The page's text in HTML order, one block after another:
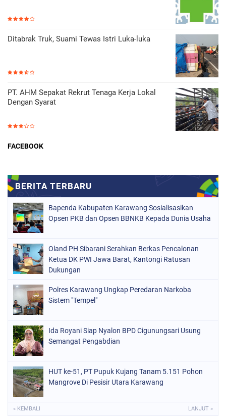
Ditabrak Truk, Suami Tewas Istri Luka-luka
PT. AHM Sepakat Rekrut Tenaga Kerja Lokal
Dengan Syarat
FACEBOOK
Bapenda Kabupaten Karawang Sosialisasikan
Opsen PKB dan Opsen BBNKB Kepada Dunia Usaha
Oland PH Sibarani Serahkan Berkas Pencalonan
Ketua DK PWI Jawa Barat, Kantongi Ratusan
Dukungan
Polres Karawang Ungkap Peredaran Narkoba
Sistem "Tempel"
Ida Royani Siap Nyalon BPD Cigunungsari Usung
Semangat Pengabdian
HUT ke-51, PT Pupuk Kujang Tanam 5.151 Pohon
Mangrove Di Pesisir Utara Karawang
« KEMBALI LANJUT »